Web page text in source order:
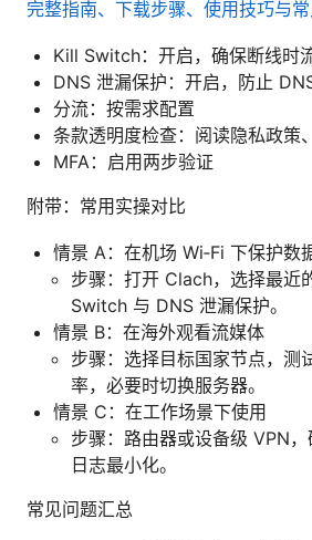
完整指南、下载步骤、使用技巧与
Kill Switch：开启，确保断线时
DNS 泄漏保护：开启，防止
分流：按需求配置
条款透明度检查：阅读隐私政策
MFA：启用两步验证
附带：常用实操对比
情景 A：在机场 Wi‑Fi 下保护数
步骤：打开 Clach，选择最近
Switch 与 DNS 泄漏保护。
情景 B：在海外观看流媒体
步骤：选择目标国家节点，测
率，必要时切换服务器。
情景 C：在工作场景下使用
步骤：路由器或设备级 VPN
日志最小化。
常见问题汇总